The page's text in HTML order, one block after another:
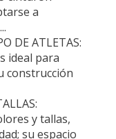
a
DE ATLETAS:
ideal para
construcción
y tallas,
su espacio